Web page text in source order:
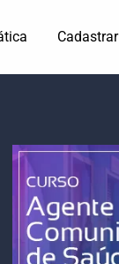
Cadastrar